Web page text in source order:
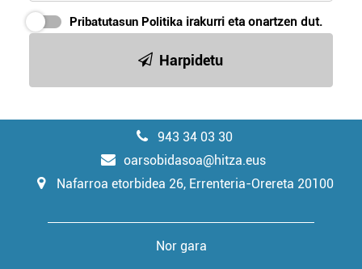
Pribatutasun Politika irakurri eta onartzen dut.
Harpidetu
943 34 03 30
oarsobidasoa@hitza.eus
Nafarroa etorbidea 26, Errenteria-Orereta 20100
Nor gara